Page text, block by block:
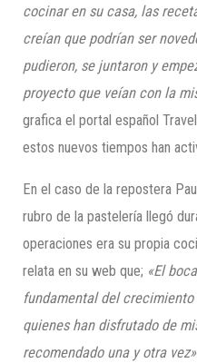
cocinar en su casa, las
creían que podrían ser
pudieron, se juntaron y
proyecto que veían con la
grafica el portal español
estos nuevos tiempos han
En el caso de la repostera
rubro de la pastelería llegó
operaciones era su propia
relata en su web que; «El
fundamental del
quienes han disfrutado de
recomendado una y otra